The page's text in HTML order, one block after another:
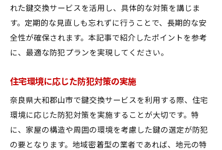
れた鍵交換サービスを活用し、具体的な対策を講じま
す。定期的な見直しも忘れずに行うことで、長期的な安
全性が確保されます。本記事で紹介したポイントを参考
に、最適な防犯プランを実現してください。
住宅環境に応じた防犯対策の実施
奈良県大和郡山市で鍵交換サービスを利用する際、住宅
環境に応じた防犯対策を実施することが大切です。特
に、家屋の構造や周囲の環境を考慮した鍵の選定が防犯
の要となります。地域密着型の業者であれば、地元の特